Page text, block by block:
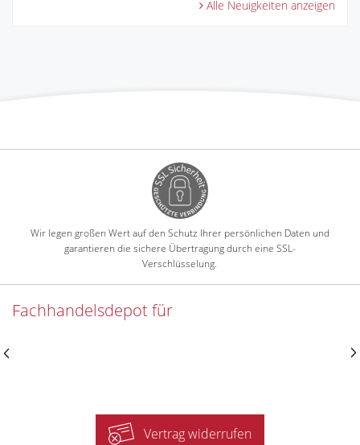
Alle Neuigkeiten anzeigen
Wir legen großen Wert auf den Schutz Ihrer persönlichen Daten und
garantieren die sichere Übertragung durch eine SSL-
Verschlüsselung.
Fachhandelsdepot für
Vertrag widerrufen